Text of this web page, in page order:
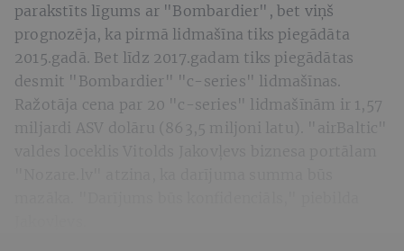
parakstīts līgums ar "Bombardier", bet viņš
prognozēja, ka pirmā lidmašīna tiks piegādāta
2015.gadā. Bet līdz 2017.gadam tiks piegādātas
desmit "Bombardier" "c-series" lidmašīnas.
Ražotāja cena par 20 "c-series" lidmašīnām ir 1,57
miljardi ASV dolāru (863,5 miljoni latu). "airBaltic"